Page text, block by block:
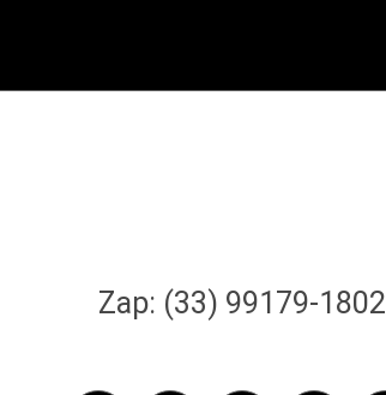
Zap: (33) 99179-1802